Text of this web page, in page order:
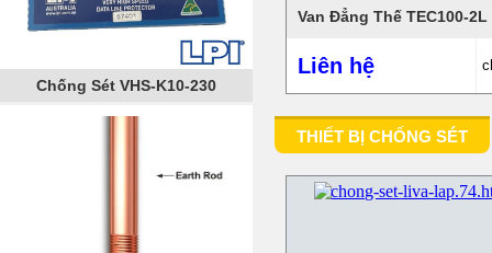
Chống Sét VHS-K10-230
Van Đẳng Thế TEC100-2L
Liên hệ
THIẾT BỊ CHỐNG SÉT